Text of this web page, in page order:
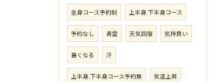
全身コース予約制 上半身.下半身コース
予約なし 青空 天気回復 気持良い
暑くなる 汗
上半身.下半身コース予約無 気温上昇